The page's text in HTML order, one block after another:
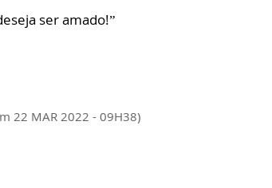
ser amado!”
22 MAR 2022 - 09H38)